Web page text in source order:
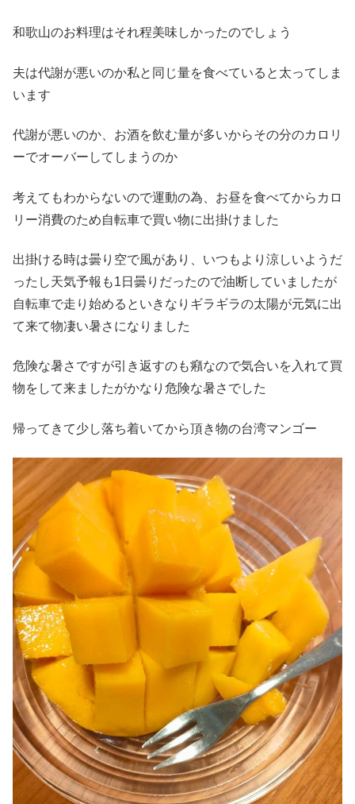
和歌山のお料理はそれ程美味しかったのでしょう
夫は代謝が悪いのか私と同じ量を食べていると太ってしま
います
代謝が悪いのか、お酒を飲む量が多いからその分のカロリ
ーでオーバーしてしまうのか
考えてもわからないので運動の為、お昼を食べてからカロ
リー消費のため自転車で買い物に出掛けました
出掛ける時は曇り空で風があり、いつもより涼しいようだ
ったし天気予報も1日曇りだったので油断していましたが
自転車で走り始めるといきなりギラギラの太陽が元気に出
て来て物凄い暑さになりました
危険な暑さですが引き返すのも癪なので気合いを入れて買
物をして来ましたがかなり危険な暑さでした
帰ってきて少し落ち着いてから頂き物の台湾マンゴー